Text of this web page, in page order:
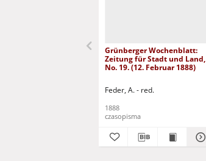
Grünberger Wochenblatt:
Zeitung für Stadt und Land,
No. 19. (12. Februar 1888)
Feder, A. - red.
1888
czasopisma